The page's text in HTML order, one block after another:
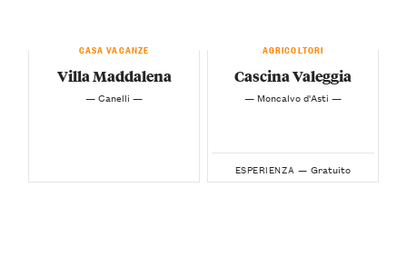
CASA VACANZE
Villa Maddalena
— Canelli —
AGRICOLTORI
Cascina Valeggia
— Moncalvo d'Asti —
ESPERIENZA — Gratuito